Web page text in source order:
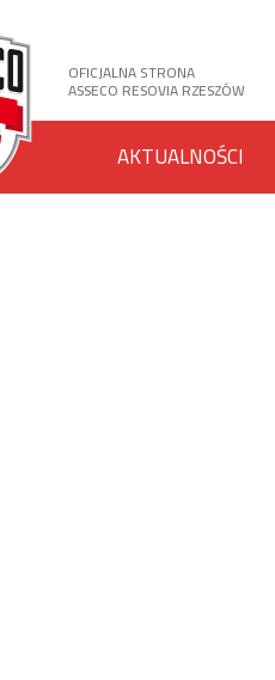
OFICJALNA STRONA
ASSECO RESOVIA RZESZÓW
AKTUALNOŚCI